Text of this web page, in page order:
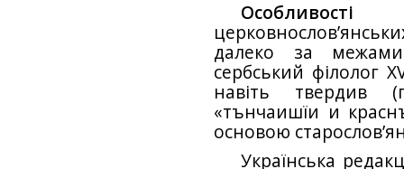
далеко за
сербський філолог
навіть твердив
«тънчаишїи и
основою
Українська